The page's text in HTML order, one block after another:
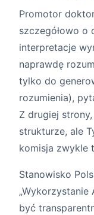
Promotor
szczegółowo o
interpretacje
naprawdę
tylko do
rozumienia),
Z drugiej
strukturze, ale
komisja zwykle
Stanowisko
być